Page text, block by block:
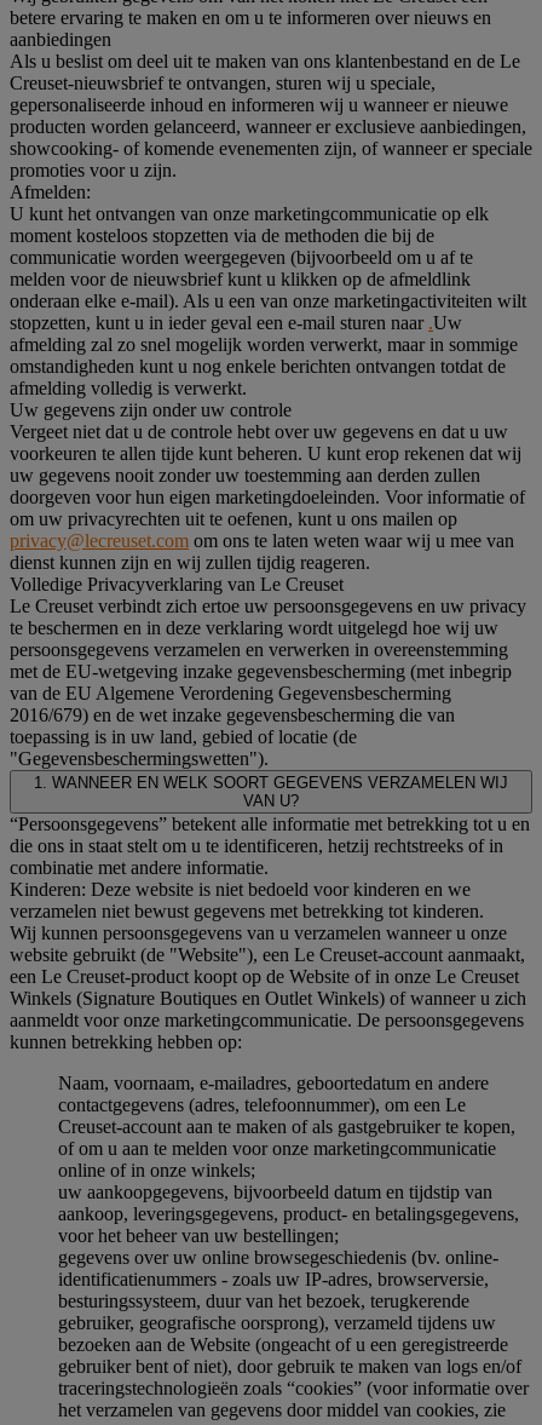
betere ervaring te maken en om u te informeren over nieuws en
aanbiedingen
Als u beslist om deel uit te maken van ons klantenbestand en de Le
Creuset-nieuwsbrief te ontvangen, sturen wij u speciale,
gepersonaliseerde inhoud en informeren wij u wanneer er nieuwe
producten worden gelanceerd, wanneer er exclusieve aanbiedingen,
showcooking- of komende evenementen zijn, of wanneer er speciale
promoties voor u zijn.
Afmelden:
U kunt het ontvangen van onze marketingcommunicatie op elk
moment kosteloos stopzetten via de methoden die bij de
communicatie worden weergegeven (bijvoorbeeld om u af te
melden voor de nieuwsbrief kunt u klikken op de afmeldlink
onderaan elke e-mail). Als u een van onze marketingactiviteiten wilt
stopzetten, kunt u in ieder geval een e-mail sturen naar .Uw
afmelding zal zo snel mogelijk worden verwerkt, maar in sommige
omstandigheden kunt u nog enkele berichten ontvangen totdat de
afmelding volledig is verwerkt.
Uw gegevens zijn onder uw controle
Vergeet niet dat u de controle hebt over uw gegevens en dat u uw
voorkeuren te allen tijde kunt beheren. U kunt erop rekenen dat wij
uw gegevens nooit zonder uw toestemming aan derden zullen
doorgeven voor hun eigen marketingdoeleinden. Voor informatie of
om uw privacyrechten uit te oefenen, kunt u ons mailen op
privacy@lecreuset.com om ons te laten weten waar wij u mee van
dienst kunnen zijn en wij zullen tijdig reageren.
Volledige Privacyverklaring van Le Creuset
Le Creuset verbindt zich ertoe uw persoonsgegevens en uw privacy
te beschermen en in deze verklaring wordt uitgelegd hoe wij uw
persoonsgegevens verzamelen en verwerken in overeenstemming
met de EU-wetgeving inzake gegevensbescherming (met inbegrip
van de EU Algemene Verordening Gegevensbescherming
2016/679) en de wet inzake gegevensbescherming die van
toepassing is in uw land, gebied of locatie (de
"Gegevensbeschermingswetten").
1. WANNEER EN WELK SOORT GEGEVENS VERZAMELEN WIJ
VAN U?
“Persoonsgegevens” betekent alle informatie met betrekking tot u en
die ons in staat stelt om u te identificeren, hetzij rechtstreeks of in
combinatie met andere informatie.
Kinderen: Deze website is niet bedoeld voor kinderen en we
verzamelen niet bewust gegevens met betrekking tot kinderen.
Wij kunnen persoonsgegevens van u verzamelen wanneer u onze
website gebruikt (de "Website"), een Le Creuset-account aanmaakt,
een Le Creuset-product koopt op de Website of in onze Le Creuset
Winkels (Signature Boutiques en Outlet Winkels) of wanneer u zich
aanmeldt voor onze marketingcommunicatie. De persoonsgegevens
kunnen betrekking hebben op:
Naam, voornaam, e-mailadres, geboortedatum en andere
contactgegevens (adres, telefoonnummer), om een Le
Creuset-account aan te maken of als gastgebruiker te kopen,
of om u aan te melden voor onze marketingcommunicatie
online of in onze winkels;
uw aankoopgegevens, bijvoorbeeld datum en tijdstip van
aankoop, leveringsgegevens, product- en betalingsgegevens,
voor het beheer van uw bestellingen;
gegevens over uw online browsegeschiedenis (bv. online-
identificatienummers - zoals uw IP-adres, browserversie,
besturingssysteem, duur van het bezoek, terugkerende
gebruiker, geografische oorsprong), verzameld tijdens uw
bezoeken aan de Website (ongeacht of u een geregistreerde
gebruiker bent of niet), door gebruik te maken van logs en/of
traceringstechnologieën zoals “cookies” (voor informatie over
het verzamelen van gegevens door middel van cookies, zie